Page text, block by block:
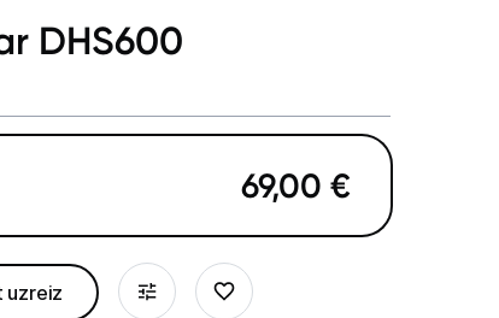
DHS600
69,00 €
uzreiz